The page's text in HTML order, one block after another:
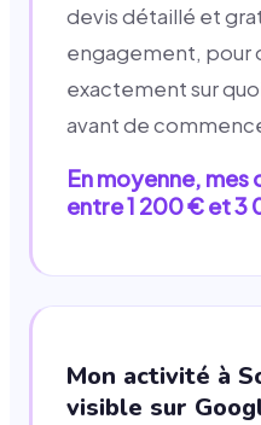
devis détaillé et
engagement, pour
exactement sur
avant de
En moyenne,
entre 1 200 € et 3
Mon activité à
visible sur